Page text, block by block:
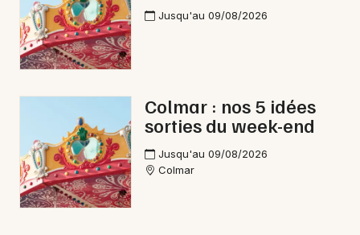
Jusqu'au 09/08/2026
Colmar : nos 5 idées
sorties du week-end
Jusqu'au 09/08/2026
Colmar